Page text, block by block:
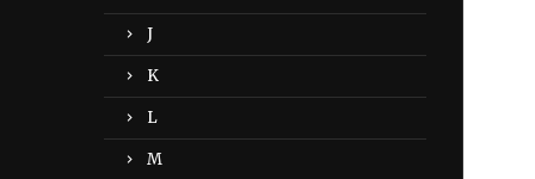
J
K
L
M